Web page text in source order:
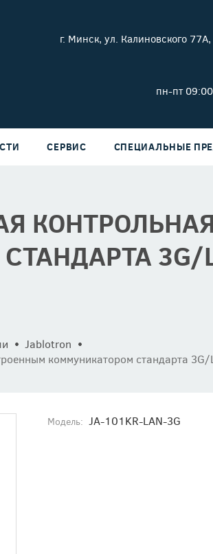
г. Минск, ул. Калиновского
пн-пт
СЕРВИС СПЕЦИАЛЬНЫЕ
3G/
Jablotron
коммуникатором стандарта
Модель: JA-101KR-LAN-3G